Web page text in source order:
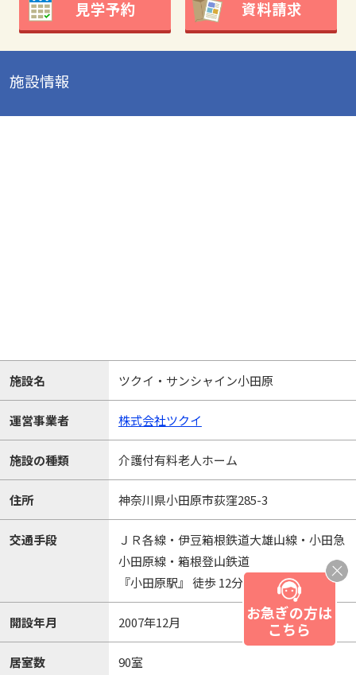
見学予約 資料請求
施設情報
施設名 ツクイ・サンシャイン小田原
運営事業者 株式会社ツクイ
施設の種類 介護付有料老人ホーム
住所 神奈川県小田原市荻窪285-3
交通手段
ＪＲ各線・伊豆箱根鉄道大雄山線・小田急
小田原線・箱根登山鉄道
『小田原駅』 徒歩 12分
開設年月 2007年12月
居室数 90室
お急ぎの方は
こちら